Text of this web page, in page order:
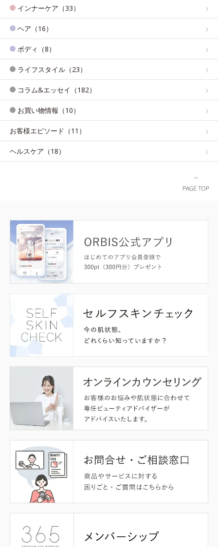
インナーケア（33）
ヘア（16）
ボディ（8）
ライフスタイル（23）
コラム&エッセイ（182）
お買い物情報（10）
お客様エピソード（11）
ヘルスケア（18）